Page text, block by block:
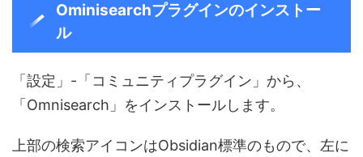
Ominisearchプラグインのインストー
ル
「設定」-「コミュニティプラグイン」から、
「Omnisearch」をインストールします。
上部の検索アイコンはObsidian標準のもので、左に